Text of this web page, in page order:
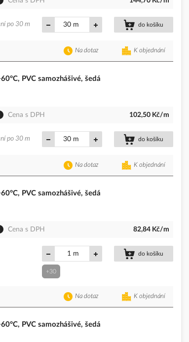
m do košíku
po 30 m
K objednání
Na dotaz
PVC samozhášivé, šedá
Cena s DPH 102,50 Kč/m
m do košíku
po 30 m
K objednání
Na dotaz
PVC samozhášivé, šedá
Cena s DPH 82,84 Kč/m
m do košíku
+30
K objednání
Na dotaz
PVC samozhášivé, šedá